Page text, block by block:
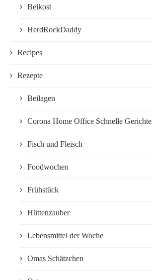
Beikost
HerdRockDaddy
Recipes
Rezepte
Beilagen
Corona Home Office Schnelle Gerichte
Fisch und Fleisch
Foodwochen
Frühstück
Hüttenzauber
Lebensmittel der Woche
Omas Schätzchen